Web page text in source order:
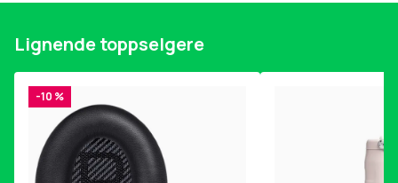
Produkt 10369
Byggere kan zoome inn, rotere sett i 3D og spore
framdriften sin i den gøyale og intuitive Lego Builder
appen.
Lignende toppselgere
-10 %